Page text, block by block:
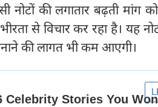
नोटों की लगातार बढ़ती मांग
से विचार कर रहा है। यह
की लागत भी कम आएगी।